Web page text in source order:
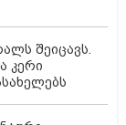
შეიცავს.
კერი